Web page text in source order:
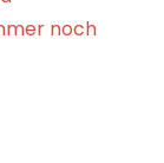
noch